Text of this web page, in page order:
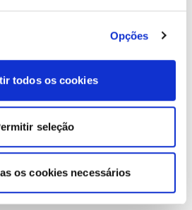
Opções
todos os cookies
seleção
os cookies necessários